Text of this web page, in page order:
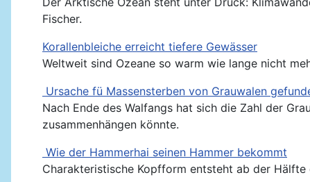
Fischer.
Korallenbleiche erreicht tiefere Gewässer
Weltweit sind Ozeane so warm wie lange nicht
Ursache fü Massensterben von Grauwalen
Nach Ende des Walfangs hat sich die Zahl der
zusammenhängen könnte.
Wie der Hammerhai seinen Hammer bekommt
Charakteristische Kopfform entsteht ab der